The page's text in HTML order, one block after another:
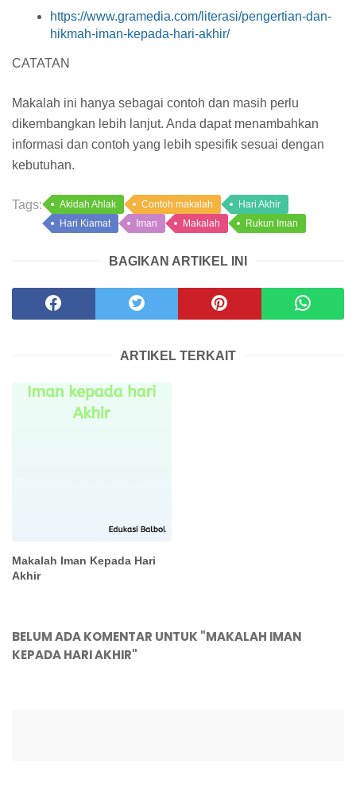
https://www.gramedia.com/literasi/pengertian-dan-
hikmah-iman-kepada-hari-akhir/
CATATAN
Makalah ini hanya sebagai contoh dan masih perlu
dikembangkan lebih lanjut. Anda dapat menambahkan
informasi dan contoh yang lebih spesifik sesuai dengan
kebutuhan.
Tags: Akidah Ahlak Contoh makalah
Hari Akhir
Hari Kiamat
Iman Makalah Rukun Iman
BAGIKAN ARTIKEL INI
ARTIKEL TERKAIT
Makalah Iman Kepada Hari
Akhir
BELUM ADA KOMENTAR UNTUK "MAKALAH IMAN
KEPADA HARI AKHIR"